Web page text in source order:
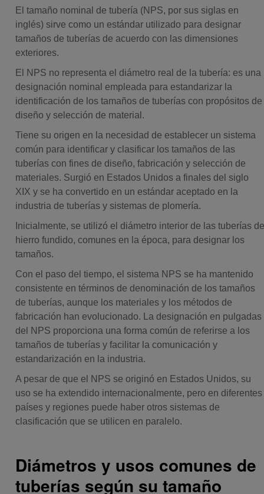
El tamaño nominal de tubería (NPS, por sus siglas en
inglés) sirve como un estándar utilizado para designar
tamaños de tuberías de acuerdo con las dimensiones
exteriores.
El NPS no representa el diámetro real de la tubería: es una
designación nominal empleada para estandarizar la
identificación de los tamaños de tuberías con propósitos de
diseño y selección de material.
Tiene su origen en la necesidad de establecer un sistema
común para identificar y clasificar los tamaños de las
tuberías con fines de diseño, fabricación y selección de
materiales. Surgió en Estados Unidos a finales del siglo
XIX y se ha convertido en un estándar aceptado en la
industria de tuberías y sistemas de plomería.
Inicialmente, se utilizó el diámetro interior de las tuberías
hierro fundido, comunes en la época, para designar los
tamaños.
Con el paso del tiempo, el sistema NPS se ha mantenido
consistente en términos de denominación de los tamaños
de tuberías, aunque los materiales y los métodos de
fabricación han evolucionado. La designación en pulgadas
del NPS proporciona una forma común de referirse a los
tamaños de tuberías y facilitar la comunicación y
estandarización en la industria.
A pesar de que el NPS se originó en Estados Unidos, su
uso se ha extendido internacionalmente, pero en diferentes
países y regiones puede haber otros sistemas de
clasificación que se utilicen en paralelo.
Diámetros y usos comunes de
tuberías según su tamaño